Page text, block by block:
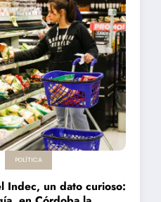
POLÍTICA
Indec, un dato curioso: